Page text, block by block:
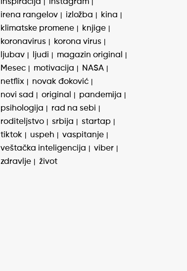
irena rangelov
izložba
kina
klimatske promene
knjige
koronavirus
korona virus
ljubav
ljudi
magazin original
Mesec
motivacija
NASA
netflix
novak đoković
novi sad
original
pandemija
psihologija
rad na sebi
roditeljstvo
srbija
startap
tiktok
uspeh
vaspitanje
veštačka inteligencija
viber
zdravlje
život